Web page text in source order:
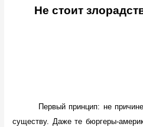
Не стоит
Первый принцип: не
существу. Даже те бюргеры-